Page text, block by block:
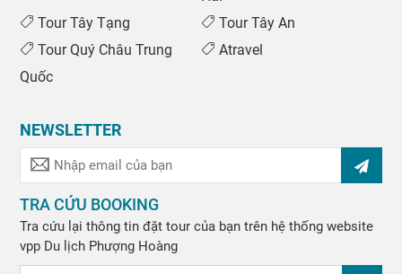
Tour Tây Tạng
Tour Tây An
Tour Quý Châu Trung
Quốc
Atravel
NEWSLETTER
TRA CỨU BOOKING
Tra cứu lại thông tin đặt tour của bạn trên hệ thống website
vpp Du lịch Phượng Hoàng